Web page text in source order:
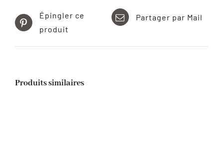
Épingler ce
produit
Partager par Mail
Produits similaires